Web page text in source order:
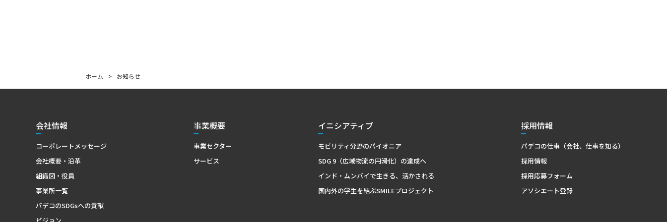
ホーム > お知らせ
会社情報
コーポレートメッセージ
会社概要・沿革
組織図・役員
事業所一覧
パデコのSDGsへの貢献
事業概要
事業セクター
サービス
イニシアティブ
モビリティ分野のパイオニア
SDG 9（広域物流の円滑化）の達成へ
インド・ムンバイで生きる、活かされる
国内外の学生を結ぶSMILEプロジェクト
採用情報
パデコの仕事（会社、仕事を知る）
採用情報
採用応募フォーム
アソシエート登録